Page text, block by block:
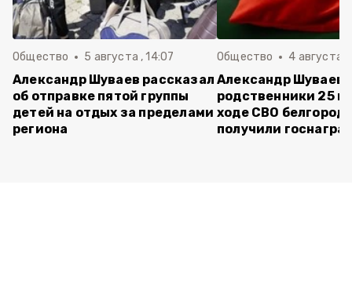
Общество 5 августа , 14:07
Александр Шуваев рассказал
об отправке пятой группы
детей на отдых за пределами
региона
Общество 4 августа ,
Александр Шуваев:
родственники 25
ходе СВО
получили